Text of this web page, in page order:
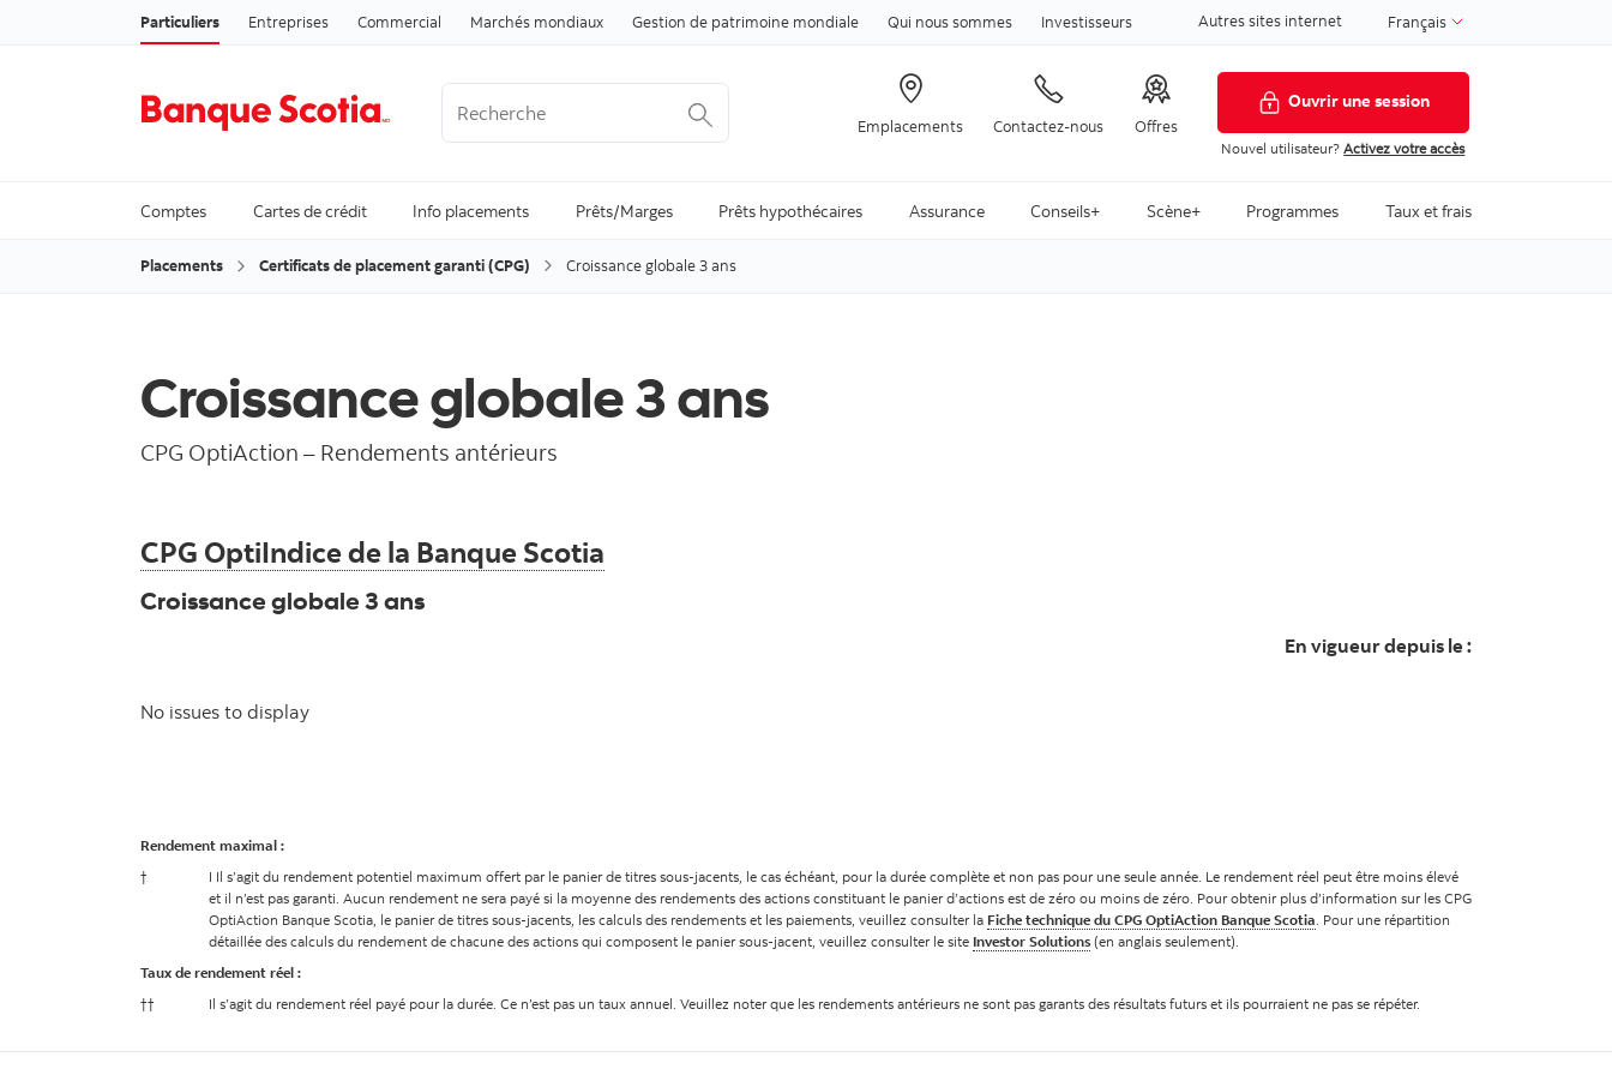
Passer au contenu
Particuliers Entreprises Commercial Marchés mondiaux Gestion de patrimoine mondiale Qui nous sommes Investisseurs Autres sites internet Français
Emplacements Contactez-nous Offres
Ouvrir une session
Nouvel utilisateur?Activez votre accès
Comptes Cartes de crédit Info placements Prêts/Marges Prêts hypothécaires Assurance Conseils+ Scène+ Programmes Taux et frais
Placements Certificats de placement garanti (CPG) Croissance globale 3 ans
Croissance globale 3 ans
CPG OptiAction – Rendements antérieurs
CPG OptiIndice de la Banque Scotia
Croissance globale 3 ans
En vigueur depuis le :
No issues to display
Rendement maximal :
†
I Il s’agit du rendement potentiel maximum offert par le panier de titres sous-jacents, le cas échéant, pour la durée complète et non pas pour une seule année. Le rendement réel peut être moins élevé
et il n’est pas garanti. Aucun rendement ne sera payé si la moyenne des rendements des actions constituant le panier d’actions est de zéro ou moins de zéro. Pour obtenir plus d’information sur les CPG
OptiAction Banque Scotia, le panier de titres sous-jacents, les calculs des rendements et les paiements, veuillez consulter la Fiche technique du CPG OptiAction Banque Scotia. Pour une répartition
détaillée des calculs du rendement de chacune des actions qui composent le panier sous-jacent, veuillez consulter le site Investor Solutions (en anglais seulement).
Taux de rendement réel :
††
Il s’agit du rendement réel payé pour la durée. Ce n’est pas un taux annuel. Veuillez noter que les rendements antérieurs ne sont pas garants des résultats futurs et ils pourraient ne pas se répéter.